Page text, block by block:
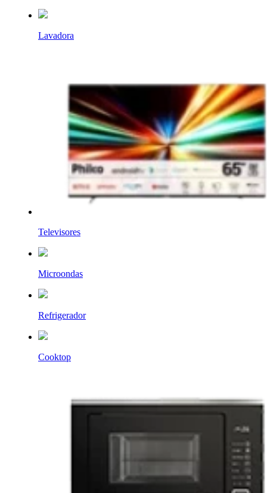
Lavadora
Televisores
Microondas
Refrigerador
Cooktop